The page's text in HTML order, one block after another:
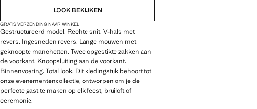
LOOK BEKIJKEN
GRATIS VERZENDING NAAR WINKEL
Gestructureerd model. Rechte snit. V-hals met
revers. Ingesneden revers. Lange mouwen met
geknoopte manchetten. Twee opgestikte zakken aan
de voorkant. Knoopsluiting aan de voorkant.
Binnenvoering. Total look. Dit kledingstuk behoort tot
onze evenementencollectie, ontworpen om je de
perfecte gast te maken op elk feest, bruiloft of
ceremonie.